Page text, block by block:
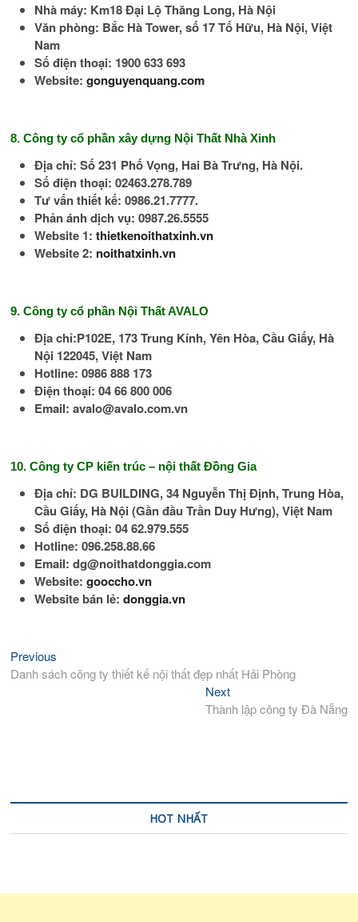
Nhà máy: Km18 Đại Lộ Thăng Long, Hà Nội
Văn phòng: Bắc Hà Tower, số 17 Tố Hữu, Hà Nội, Việt
Nam
Số điện thoại: 1900 633 693
Website:gonguyenquang.com
8. Công ty cổ phần xây dựng Nội Thất Nhà Xinh
Địa chỉ: Số 231 Phố Vọng, Hai Bà Trưng, Hà Nội.
Số điện thoại: 02463.278.789
Tư vấn thiết kế: 0986.21.7777.
Phản ánh dịch vụ: 0987.26.5555
Website 1:thietkenoithatxinh.vn
Website 2: noithatxinh.vn
9. Công ty cổ phần Nội Thất AVALO
Địa chỉ:P102E, 173 Trung Kính, Yên Hòa, Cầu Giấy, Hà
Nội 122045, Việt Nam
Hotline: 0986 888 173
Điện thoại: 04 66 800 006
Email: avalo@avalo.com.vn
10. Công ty CP kiến trúc – nội thất Đồng Gia
Địa chỉ: DG BUILDING, 34 Nguyễn Thị Định, Trung Hòa,
Cầu Giấy, Hà Nội (Gần đầu Trần Duy Hưng), Việt Nam
Số điện thoại: 04 62.979.555
Hotline: 096.258.88.66
Email: dg@noithatdonggia.com
Website:gooccho.vn
Website bán lẻ:donggia.vn
Điều
hướng
Previous
post:
Danh sách công ty thiết kế nội thất đẹp nhất Hải Phòng
NextNext
post:
Thành lập công ty Đà Nẵng
HOT NHẤT